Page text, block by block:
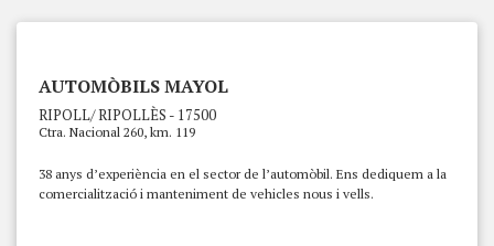
AUTOMÒBILS MAYOL
RIPOLL/ RIPOLLÈS - 17500
Ctra. Nacional 260, km. 119
38 anys d’experiència en el sector de l’automòbil. Ens dediquem a la
comercialització i manteniment de vehicles nous i vells.